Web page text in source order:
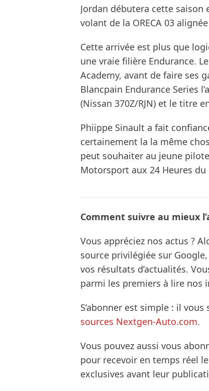
Jordan débutera cette saison
volant de la ORECA 03
Cette arrivée est plus que
une vraie filière Endurance.
Academy, avant de faire ses
Blancpain Endurance Series
(Nissan 370Z/RJN) et le titre
Phiippe Sinault a fait
certainement la la même
peut souhaiter au jeune
Motorsport aux 24 Heures
Comment suivre au mieux
Vous appréciez nos actus ?
source privilégiée sur
vos résultats d’actualités.
parmi les premiers à lire nos
S’abonner est simple : il vous
sources Nextgen-Auto.com.
Vous pouvez aussi vous
pour recevoir en temps réel
exclusives avant leur